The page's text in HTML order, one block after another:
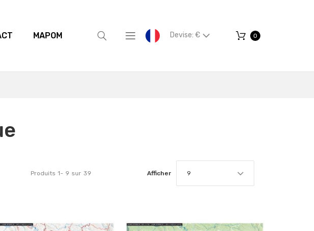
MAPOM Devise: € 0
Produits 1- 9 sur 39 Afficher 9